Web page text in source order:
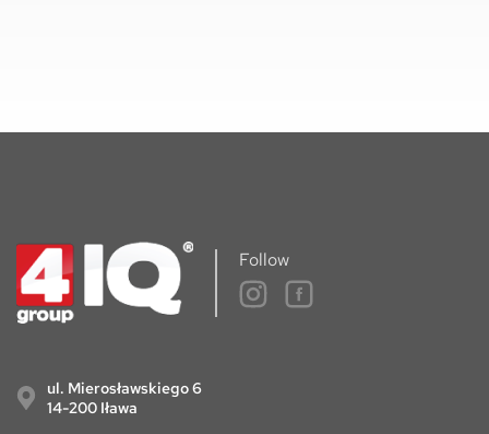
Follow
ul. Mierosławskiego 6
14-200 Iława